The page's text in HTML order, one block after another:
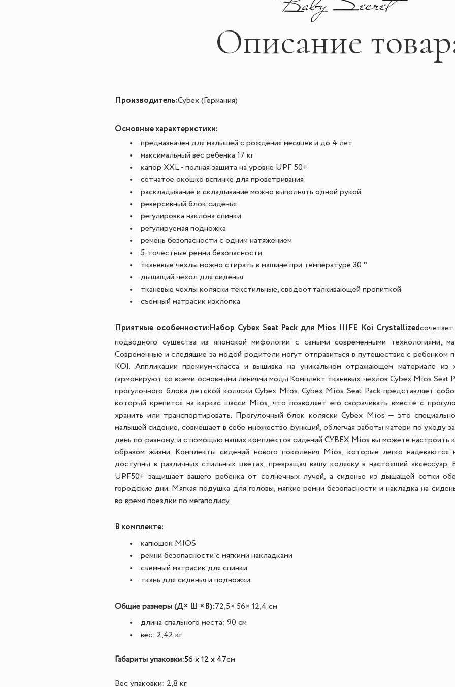
Описание
Производитель:Cybex (Германия)
Основные характеристики:
предназначен для малышей с рождения месяцев и до 4 лет
максимальный вес ребенка 17 кг
капор XXL - полная защита на уровне UPF 50+
сетчатое окошко вспинке для проветривания
раскладывание и складывание можно выполнять одной рукой
реверсивный блок сиденья
регулировка наклона спинки
регулируемая подножка
ремень безопасности с одним натяжением
5-точестные ремни безопасности
тканевые чехлы можно стирать в машине при температуре 30 °
дышащий чехол для сиденья
тканевые чехлы коляски текстильные, сводоотталкивающей пропиткой.
съемный матрасик изхлопка
Приятные особенности:Набор Cybex Seat Pack для Mios IIIFE Koi Crystallized
подводного существа из японской мифологии с самыми современными технологиями,
Современные и следящие за модой родители могут отправиться в путешествие с ребенком
KOI. Аппликации премиум-класса и вышивка на уникальном отражающем материале из
гармонируют со всеми основными линиями моды. Комплект тканевых чехлов Cybex Mios Seat
прогулочного блока детской коляски Cybex Mios. Cybex Mios Seat Pack представляет
который крепится на каркас шасси Mios, что позволяет его сворачивать вместе с
хранить или транспортировать. Прогулочный блок коляски Cybex Mios — это
малышей сидение, совмещает в себе множество функций, облегчая заботы матери по уходу
день по-разному, и с помощью наших комплектов сидений CYBEX Mios вы можете настроить
образом жизни. Комплекты сидений нового поколения Mios, которые легко
доступны в различных стильных цветах, превращая вашу коляску в настоящий
UPF50+ защищает вашего ребенка от солнечных лучей, а сиденье из дышащей сетки
городские дни. Мягкая подушка для головы, мягкие ремни безопасности и накладка на
во время поездки по мегаполису.
В комплекте:
капюшон MIOS
ремни безопасности с мягкими накладками
съемный матрасик для спинки
ткань для сиденья и подножки
Общие размеры (Д× Ш ×В):72,5× 56× 12,4 см
длина спального места: 90 см
вес: 2,42 кг
Габариты упаковки:56 x 12 x 47см
Вес упаковки: 2,8 кг